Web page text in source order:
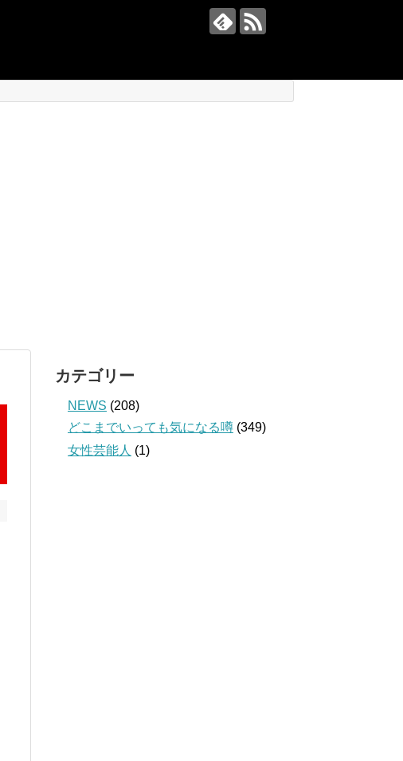
カテゴリー
NEWS (208)
どこまでいっても気になる噂 (349)
女性芸能人 (1)